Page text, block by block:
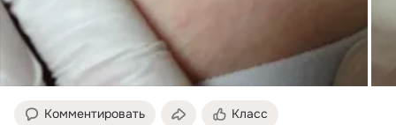
Комментировать Класс